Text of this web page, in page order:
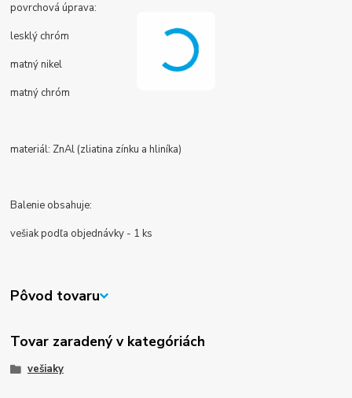
povrchová úprava:
lesklý chróm
matný nikel
matný chróm
materiál: ZnAl (zliatina zínku a hliníka)
Balenie obsahuje:
vešiak podľa objednávky - 1 ks
Pôvod tovaru
Tovar zaradený v kategóriách
vešiaky